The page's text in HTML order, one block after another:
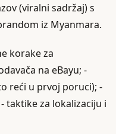
(viralni sadržaj) s
iz Myanmara.
korake za
na eBayu; -
reći u prvoj poruci); -
taktike za lokalizaciju i